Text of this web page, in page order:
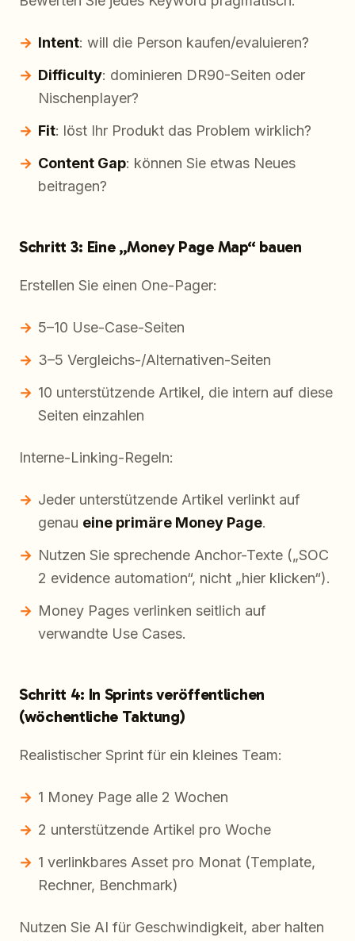
Intent: will die Person kaufen/evaluieren?
Difficulty: dominieren DR90-Seiten oder
Nischenplayer?
Fit: löst Ihr Produkt das Problem wirklich?
Content Gap: können Sie etwas Neues
beitragen?
Schritt 3: Eine „Money Page Map“ bauen
Erstellen Sie einen One-Pager:
5–10 Use-Case-Seiten
3–5 Vergleichs-/Alternativen-Seiten
10 unterstützende Artikel, die intern auf diese
Seiten einzahlen
Interne-Linking-Regeln:
Jeder unterstützende Artikel verlinkt auf
genau eine primäre Money Page.
Nutzen Sie sprechende Anchor-Texte („SOC
2 evidence automation“, nicht „hier klicken“).
Money Pages verlinken seitlich auf
verwandte Use Cases.
Schritt 4: In Sprints veröffentlichen
(wöchentliche Taktung)
Realistischer Sprint für ein kleines Team:
1 Money Page alle 2 Wochen
2 unterstützende Artikel pro Woche
1 verlinkbares Asset pro Monat (Template,
Rechner, Benchmark)
Nutzen Sie AI für Geschwindigkeit, aber halten